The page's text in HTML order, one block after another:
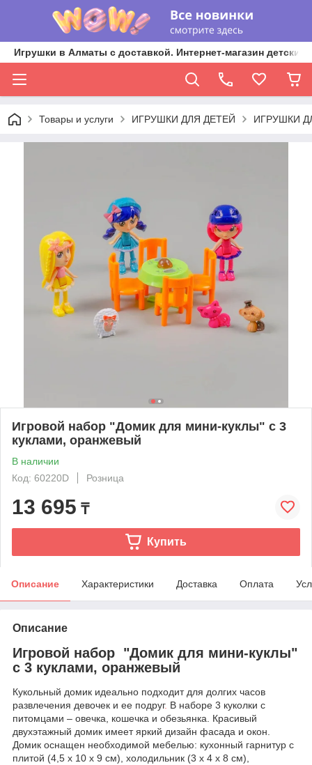
Игрушки в Алматы с доставкой. Интернет-магазин
Товары и услуги ИГРУШКИ ДЛЯ ДЕТЕЙ ИГРУШКИ
Игровой набор "Домик для мини-куклы" с 3
куклами, оранжевый
В наличии
Код: 60220D
Розница
13 695 ₸
Купить
Описание Характеристики Доставка Оплата
Описание
Игровой набор "Домик для мини-куклы"
с 3 куклами, оранжевый
Кукольный домик идеально подходит для долгих часов
развлечения девочек и ее подруг. В наборе 3 куколки с
питомцами – овечка, кошечка и обезьянка. Красивый
двухэтажный домик имеет яркий дизайн фасада и окон.
Домик оснащен необходимой мебелью: кухонный гарнитур с
плитой (4,5 х 10 х 9 см), холодильник (3 х 4 х 8 см),